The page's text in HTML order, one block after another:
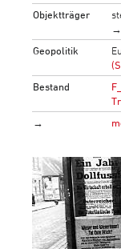
Objektträger
Geopolitik
Bestand
→